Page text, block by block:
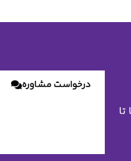
درخواست مشاوره